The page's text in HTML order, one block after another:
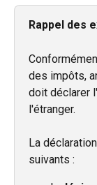
Rappel des
des impôts,
doit déclarer
l'étranger.
La
suivants :